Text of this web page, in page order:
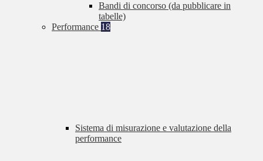
Bandi di concorso (da pubblicare in
tabelle)
Performance 18
Sistema di misurazione e valutazione della
performance